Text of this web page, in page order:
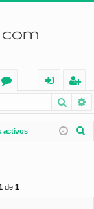
os
nt
ifi
eg
ist
ra
activos
de 1